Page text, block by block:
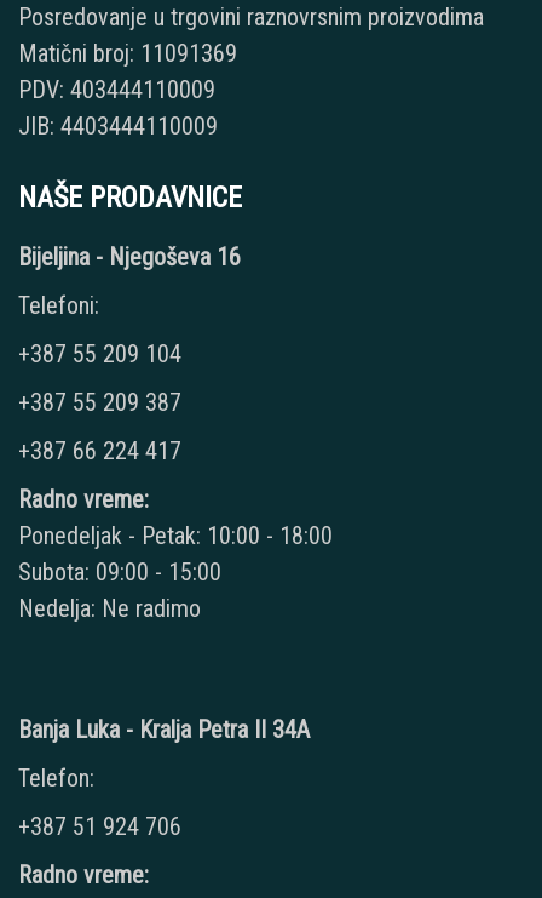
Posredovanje u trgovini raznovrsnim proizvodima
Matični broj: 11091369
PDV: 403444110009
JIB: 4403444110009
NAŠE PRODAVNICE
Bijeljina - Njegoševa 16
Telefoni:
+387 55 209 104
+387 55 209 387
+387 66 224 417
Radno vreme:
Ponedeljak - Petak: 10:00 - 18:00
Subota: 09:00 - 15:00
Nedelja: Ne radimo
Banja Luka - Kralja Petra II 34A
Telefon:
+387 51 924 706
Radno vreme: